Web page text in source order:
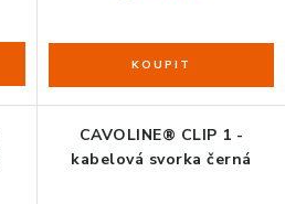
CAVOLINE® CLIP 1 -
kabelová svorka černá